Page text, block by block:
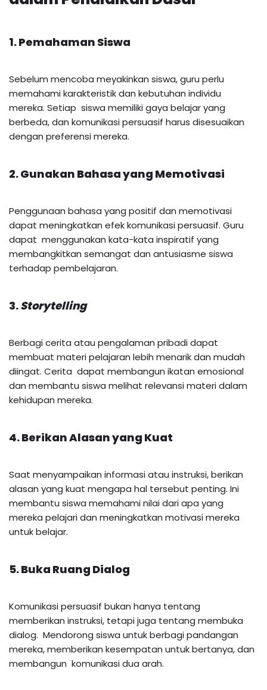
1. Pemahaman Siswa
Sebelum mencoba meyakinkan siswa, guru perlu
memahami karakteristik dan kebutuhan individu
mereka. Setiap siswa memiliki gaya belajar yang
berbeda, dan komunikasi persuasif harus disesuaikan
dengan preferensi mereka.
2. Gunakan Bahasa yang Memotivasi
Penggunaan bahasa yang positif dan memotivasi
dapat meningkatkan efek komunikasi persuasif. Guru
dapat menggunakan kata-kata inspiratif yang
membangkitkan semangat dan antusiasme siswa
terhadap pembelajaran.
3.Storytelling
Berbagi cerita atau pengalaman pribadi dapat
membuat materi pelajaran lebih menarik dan mudah
diingat. Cerita dapat membangun ikatan emosional
dan membantu siswa melihat relevansi materi dalam
kehidupan mereka.
4. Berikan Alasan yang Kuat
Saat menyampaikan informasi atau instruksi, berikan
alasan yang kuat mengapa hal tersebut penting. Ini
membantu siswa memahami nilai dari apa yang
mereka pelajari dan meningkatkan motivasi mereka
untuk belajar.
5. Buka Ruang Dialog
Komunikasi persuasif bukan hanya tentang
memberikan instruksi, tetapi juga tentang membuka
dialog. Mendorong siswa untuk berbagi pandangan
mereka, memberikan kesempatan untuk bertanya, dan
membangun komunikasi dua arah.